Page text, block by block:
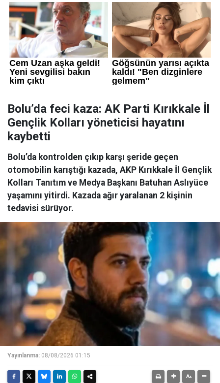
Bolu’da feci kaza: AK Parti Kırıkkale İl
Gençlik Kolları yöneticisi hayatını
kaybetti
Bolu’da kontrolden çıkıp karşı şeride geçen
otomobilin karıştığı kazada, AKP Kırıkkale İl Gençlik
Kolları Tanıtım ve Medya Başkanı Batuhan Aslıyüce
yaşamını yitirdi. Kazada ağır yaralanan 2 kişinin
tedavisi sürüyor.
Yayınlanma: 08/08/2026 01:15